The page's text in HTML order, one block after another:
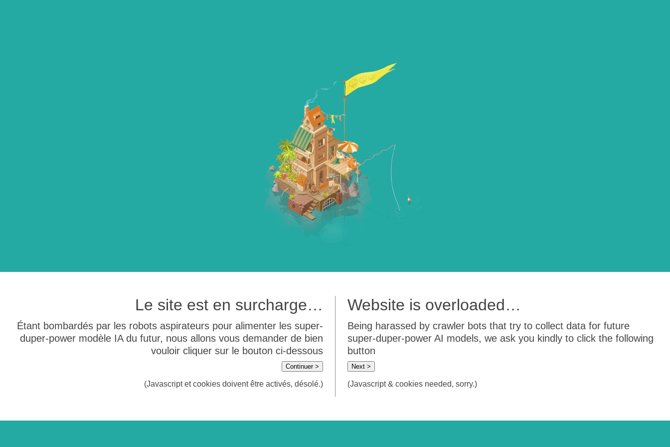
Le site est en surcharge…
Étant bombardés par les robots aspirateurs pour alimenter les super-
duper-power modèle IA du futur, nous allons vous demander de bien
vouloir cliquer sur le bouton ci-dessous
Continuer >
(Javascript et cookies doivent être activés, désolé.)
Website is overloaded…
Being harassed by crawler bots that try to collect data for future
super-duper-power AI models, we ask you kindly to click the following
button
Next >
(Javascript & cookies needed, sorry.)